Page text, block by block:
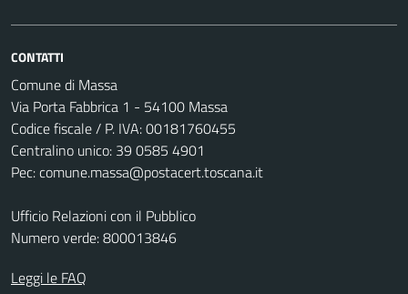
CONTATTI
Comune di Massa
Via Porta Fabbrica 1 - 54100 Massa
Codice fiscale / P. IVA: 00181760455
Centralino unico: 39 0585 4901
Pec: comune.massa@postacert.toscana.it
Ufficio Relazioni con il Pubblico
Numero verde: 800013846
Leggi le FAQ